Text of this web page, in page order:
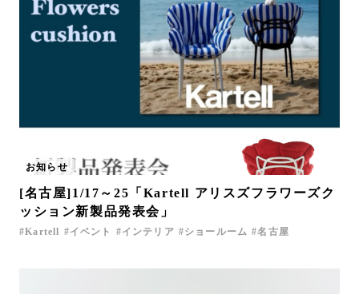
お知らせ
[名古屋]1/17～25「Kartell アリスズフラワーズク
ッション新製品発表会」
Kartell イベント インテリア ショールーム 名古屋